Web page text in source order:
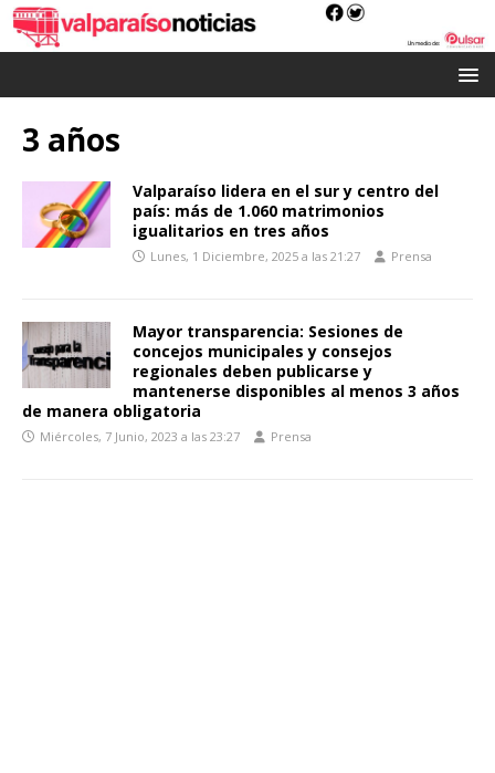
3 años
Valparaíso lidera en el sur y centro del
país: más de 1.060 matrimonios
igualitarios en tres años
Lunes, 1 Diciembre, 2025 a las 21:27 Prensa
Mayor transparencia: Sesiones de
concejos municipales y consejos
regionales deben publicarse y
mantenerse disponibles al menos 3 años
de manera obligatoria
Miércoles, 7 Junio, 2023 a las 23:27 Prensa